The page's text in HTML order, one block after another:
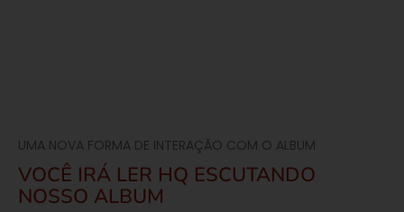
UMA NOVA FORMA DE INTERAÇÃO COM O ALBUM
VOCÊ IRÁ LER HQ ESCUTANDO
NOSSO ALBUM